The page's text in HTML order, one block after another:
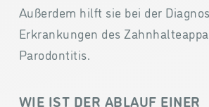
Außerdem hilft sie bei der
Erkrankungen des
Parodontitis.
WIE IST DER ABLAUF EINER